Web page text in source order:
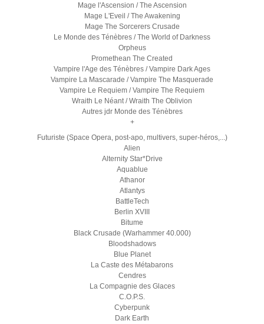
Mage l'Ascension / The Ascension
Mage L'Eveil / The Awakening
Mage The Sorcerers Crusade
Le Monde des Ténèbres / The World of Darkness
Orpheus
Promethean The Created
Vampire l'Age des Ténèbres / Vampire Dark Ages
Vampire La Mascarade / Vampire The Masquerade
Vampire Le Requiem / Vampire The Requiem
Wraith Le Néant / Wraith The Oblivion
Autres jdr Monde des Ténèbres
+
Futuriste (Space Opera, post-apo, multivers, super-héros,...)
Alien
Alternity Star*Drive
Aquablue
Athanor
Atlantys
BattleTech
Berlin XVIII
Bitume
Black Crusade (Warhammer 40.000)
Bloodshadows
Blue Planet
La Caste des Métabarons
Cendres
La Compagnie des Glaces
C.O.P.S.
Cyberpunk
Dark Earth